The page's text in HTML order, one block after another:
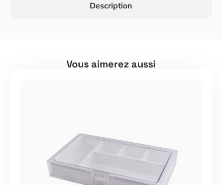
Description
Vous aimerez aussi